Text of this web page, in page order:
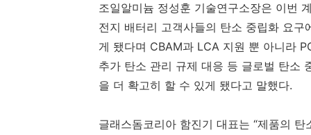
조일알미늄 정성훈 기술연구소장은 이번
전지 배터리 고객사들의 탄소 중립화 요
게 됐다며 CBAM과 LCA 지원 뿐 아니라
추가 탄소 관리 규제 대응 등 글로벌 탄소
을 더 확고히 할 수 있게 됐다고 말했다.
글래스돔코리아 함진기 대표는 “제품의